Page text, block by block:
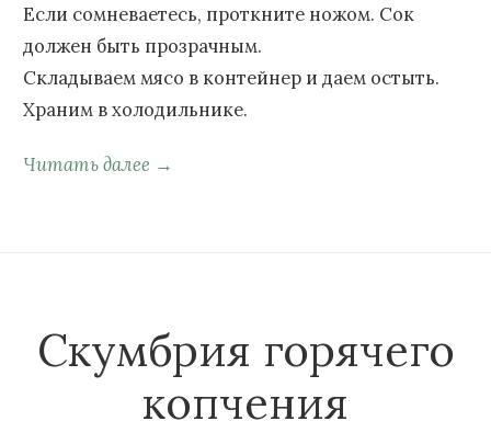
Если сомневаетесь, проткните ножом. Сок
должен быть прозрачным.
Складываем мясо в контейнер и даем остыть.
Храним в холодильнике.
Читать далее →
Скумбрия горячего
копчения